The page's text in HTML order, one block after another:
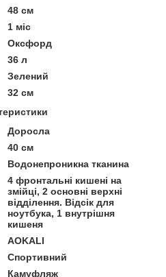
48 см
1 міс
Оксфорд
36 л
Зелений
32 см
Доросла
40 см
Водонепроникна тканина
4 фронтальні кишені на
змійці, 2 основні верхні
відділення. Відсік для
ноутбука, 1 внутрішня
кишеня
AOKALI
Спортивний
Камуфляж